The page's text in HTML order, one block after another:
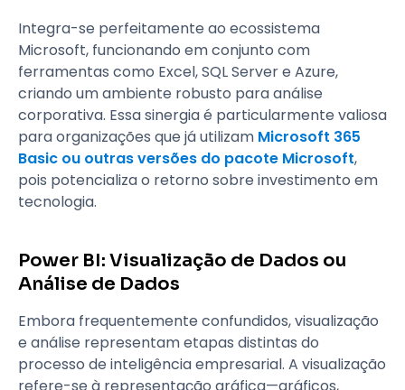
Integra-se perfeitamente ao ecossistema
Microsoft, funcionando em conjunto com
ferramentas como Excel, SQL Server e Azure,
criando um ambiente robusto para análise
corporativa. Essa sinergia é particularmente valiosa
para organizações que já utilizam Microsoft 365
Basic ou outras versões do pacote Microsoft,
pois potencializa o retorno sobre investimento em
tecnologia.
Power BI: Visualização de Dados ou
Análise de Dados
Embora frequentemente confundidos, visualização
e análise representam etapas distintas do
processo de inteligência empresarial. A visualização